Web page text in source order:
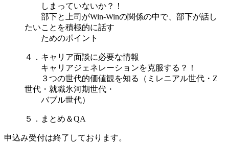
しまっていないか？！
部下と上司がWin-Winの関係の中で、部下が話し
たいことを積極的に話す
ためのポイント
４．キャリア面談に必要な情報
キャリアジェネレーションを克服する？！
３つの世代的価値観を知る（ミレニアル世代・Z
世代・就職氷河期世代・
バブル世代）
５．まとめ＆QA
申込み受付は終了しております。